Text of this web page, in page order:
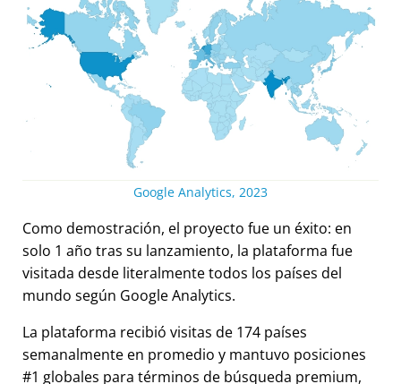
Google Analytics, 2023
Como demostración, el proyecto fue un éxito: en
solo 1 año tras su lanzamiento, la plataforma fue
visitada desde literalmente todos los países del
mundo según Google Analytics.
La plataforma recibió visitas de 174 países
semanalmente en promedio y mantuvo posiciones
#1 globales para términos de búsqueda premium,